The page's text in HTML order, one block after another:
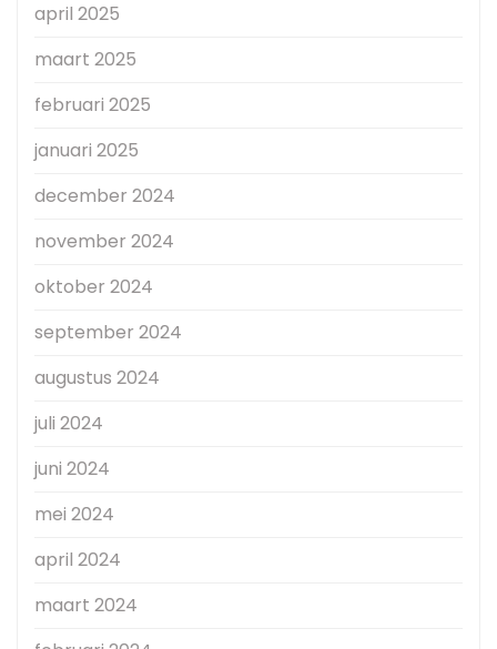
april 2025
maart 2025
februari 2025
januari 2025
december 2024
november 2024
oktober 2024
september 2024
augustus 2024
juli 2024
juni 2024
mei 2024
april 2024
maart 2024